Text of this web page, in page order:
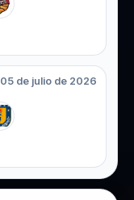
05 de julio de 2026